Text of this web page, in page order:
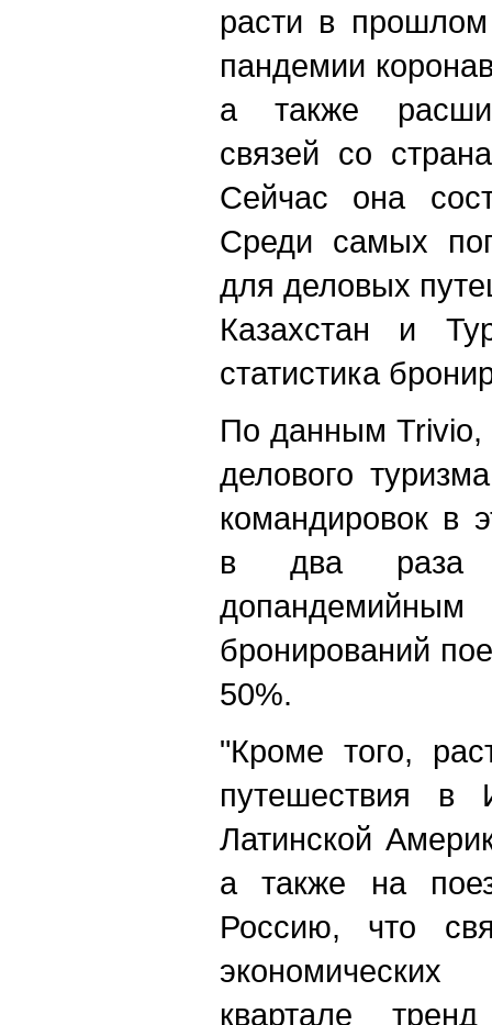
расти в прошлом
пандемии
а также
связей со
Сейчас она
Среди самых
для деловых
Казахстан и
статистика
По данным Trivio,
делового
командировок в
в два раза
бронирований
50%.
"Кроме того,
путешествия в
Латинской
а также на
Россию, что
квартале